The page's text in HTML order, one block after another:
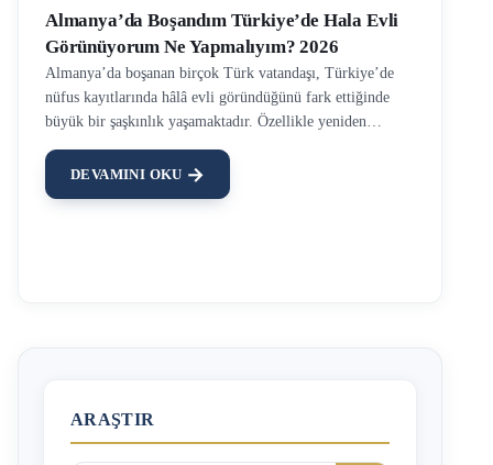
Almanya’da Boşandım Türkiye’de Hala Evli
Görünüyorum Ne Yapmalıyım? 2026
Almanya’da boşanan birçok Türk vatandaşı, Türkiye’de
nüfus kayıtlarında hâlâ evli göründüğünü fark ettiğinde
büyük bir şaşkınlık yaşamaktadır. Özellikle yeniden
nedeniyle çeşitli hukuki sorunlarla karşılaşabilmektedir.
Yurtdışındaki boşanma kararlarının Türkiye’de doğrudan
gelmez. Alman mahkemesi tarafından verilen boşanma
işlemlerin yapılması gerekir. Aksi halde kişi …
DEVAMINI OKU
ARAŞTIR